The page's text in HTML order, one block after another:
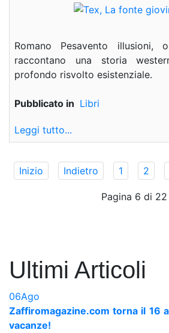
Romano Pesavento illusioni,
raccontano una storia
profondo risvolto esistenziale.
Pubblicato in Libri
Leggi tutto...
Inizio Indietro 1 2
Pagina 6 di 22
Ultimi Articoli
06Ago
Zaffiromagazine.com torna il 16
vacanze!